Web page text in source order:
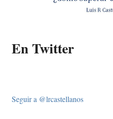
En Twitter
Seguir a @lrcastellanos